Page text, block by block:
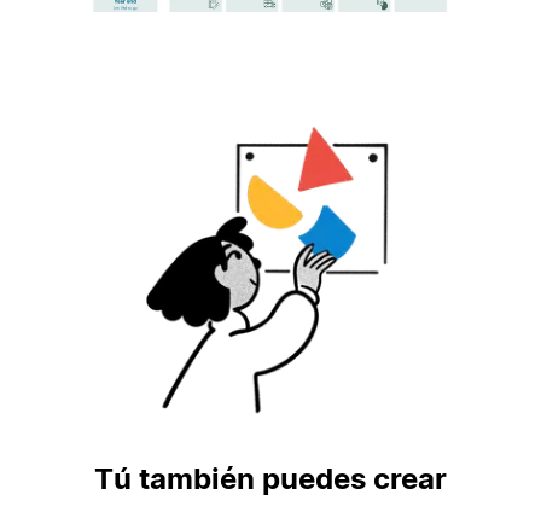
Tú también puedes crear